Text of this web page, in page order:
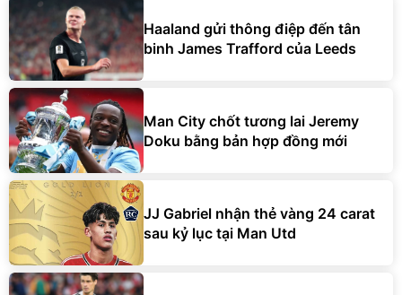
Haaland gửi thông điệp đến tân
binh James Trafford của Leeds
Man City chốt tương lai Jeremy
Doku bằng bản hợp đồng mới
JJ Gabriel nhận thẻ vàng 24 carat
sau kỷ lục tại Man Utd